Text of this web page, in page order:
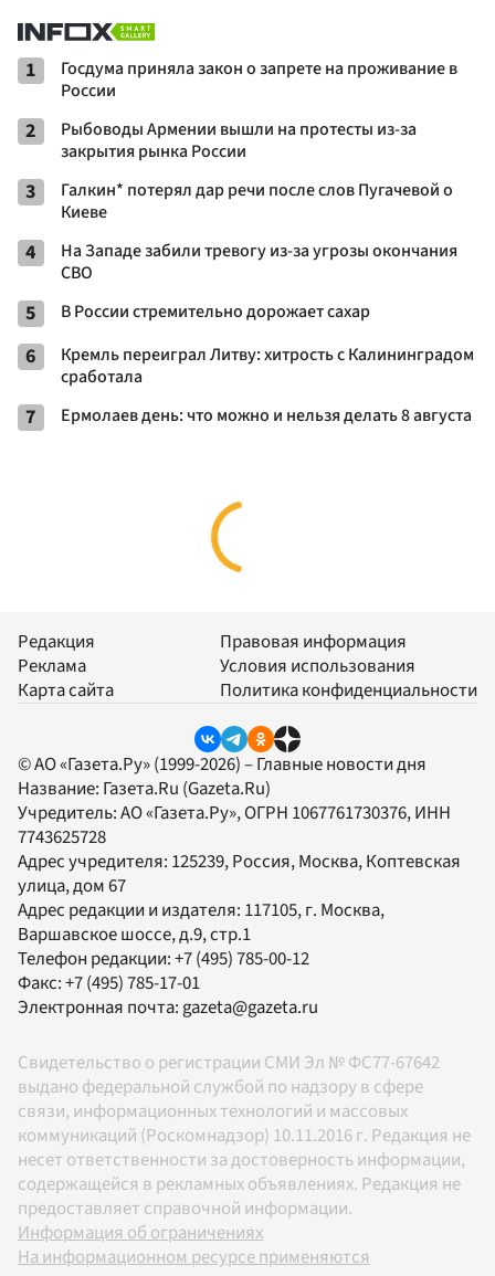
1
Госдума приняла закон о запрете на проживание в
России
2
Рыбоводы Армении вышли на протесты из-за
закрытия рынка России
3
Галкин* потерял дар речи после слов Пугачевой о
Киеве
4
На Западе забили тревогу из-за угрозы окончания
СВО
5 В России стремительно дорожает сахар
6
Кремль переиграл Литву: хитрость с Калининградом
сработала
7 Ермолаев день: что можно и нельзя делать 8 августа
Редакция
Реклама
Карта сайта
Правовая информация
Условия использования
Политика конфиденциальности
© АО «Газета.Ру» (1999-2026) – Главные новости дня
Название: Газета.Ru (Gazeta.Ru)
Учредитель:АО «Газета.Ру», ОГРН 1067761730376, ИНН
7743625728
Адрес учредителя: 125239, Россия, Москва, Коптевская
улица, дом 67
Адрес редакции и издателя: 117105, г. Москва,
Варшавское шоссе, д.9, стр.1
Телефон редакции:+7 (495) 785-00-12
Факс:+7 (495) 785-17-01
Электронная почта: gazeta@gazeta.ru
Свидетельство о регистрации СМИ Эл № ФС77-67642
выдано федеральной службой по надзору в сфере
связи, информационных технологий и массовых
коммуникаций (Роскомнадзор) 10.11.2016 г. Редакция не
несет ответственности за достоверность информации,
содержащейся в рекламных объявлениях. Редакция не
предоставляет справочной информации.
Информация об ограничениях
На информационном ресурсе применяются